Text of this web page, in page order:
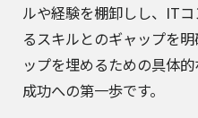
ルや経験を棚卸しし、IT
るスキルとのギャップを
ップを埋めるための具体
成功への第一歩です。